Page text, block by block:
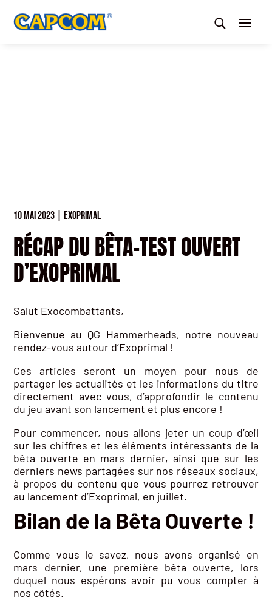
RÉCAP DU BÊTA-TEST OUVERT
D’EXOPRIMAL
10 MAI 2023 EXOPRIMAL
Salut Exocombattants,
Bienvenue au QG Hammerheads, notre nouveau
rendez-vous autour d’Exoprimal !
Ces articles seront un moyen pour nous de
partager les actualités et les informations du titre
directement avec vous, d’approfondir le contenu
du jeu avant son lancement et plus encore !
Pour commencer, nous allons jeter un coup d’œil
sur les chiffres et les éléments intéressants de la
bêta ouverte en mars dernier, ainsi que sur les
derniers news partagées sur nos réseaux sociaux,
à propos du contenu que vous pourrez retrouver
au lancement d’Exoprimal, en juillet.
Bilan de la Bêta Ouverte !
Comme vous le savez, nous avons organisé en
mars dernier, une première bêta ouverte, lors
duquel nous espérons avoir pu vous compter à
nos côtés.